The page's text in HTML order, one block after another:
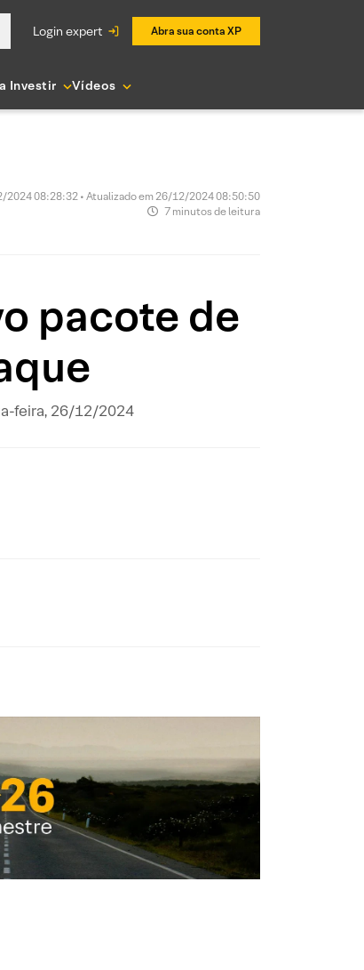
login expert Abra sua conta XP
Investir Vídeos
2024 08:28:32 • Atualizado em 26/12/2024 08:50:50
7 minutos de leitura
pacote de
feira, 26/12/2024